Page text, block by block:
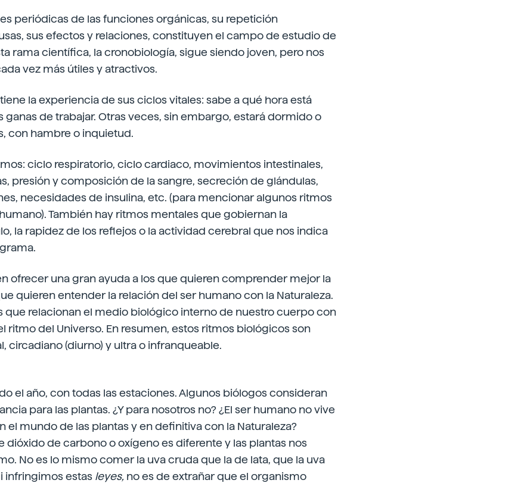
periódicas de las funciones orgánicas, su repetición
sus efectos y relaciones, constituyen el campo de estudio de
rama científica, la cronobiología, sigue siendo joven, pero nos
vez más útiles y atractivos.
la experiencia de sus ciclos vitales: sabe a qué hora está
ganas de trabajar. Otras veces, sin embargo, estará dormido o
con hambre o inquietud.
ciclo respiratorio, ciclo cardiaco, movimientos intestinales,
presión y composición de la sangre, secreción de glándulas,
necesidades de insulina, etc. (para mencionar algunos ritmos
También hay ritmos mentales que gobiernan la
la rapidez de los reflejos o la actividad cerebral que nos indica
ofrecer una gran ayuda a los que quieren comprender mejor la
quieren entender la relación del ser humano con la Naturaleza.
que relacionan el medio biológico interno de nuestro cuerpo con
ritmo del Universo. En resumen, estos ritmos biológicos son
circadiano (diurno) y ultra o infranqueable.
el año, con todas las estaciones. Algunos biólogos consideran
para las plantas. ¿Y para nosotros no? ¿El ser humano no vive
el mundo de las plantas y en definitiva con la Naturaleza?
dióxido de carbono o oxígeno es diferente y las plantas nos
No es lo mismo comer la uva cruda que la de lata, que la uva
infringimos estas leyes, no es de extrañar que el organismo